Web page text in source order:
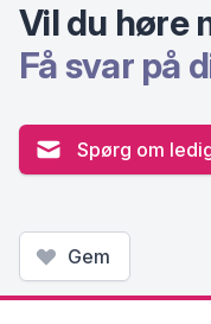
Vil du høre
Få svar på
Spørg om
Gem